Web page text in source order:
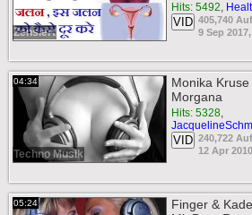
Zensiert
Hits: 5492,
VID 405,740
9 Sep
04:34
Techno Musik
Monika Kruse
Morgana
Hits: 5328,
VID 240,722
12 Apr
05:24
Finger &